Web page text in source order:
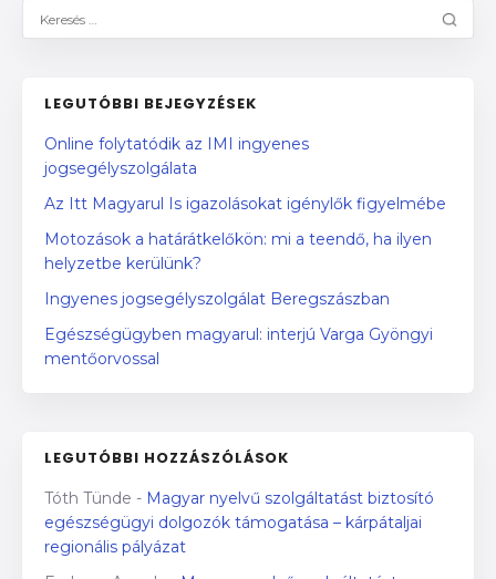
LEGUTÓBBI BEJEGYZÉSEK
Online folytatódik az IMI ingyenes
jogsegélyszolgálata
Az Itt Magyarul Is igazolásokat igénylők figyelmébe
Motozások a határátkelőkön: mi a teendő, ha ilyen
helyzetbe kerülünk?
Ingyenes jogsegélyszolgálat Beregszászban
Egészségügyben magyarul: interjú Varga Gyöngyi
mentőorvossal
LEGUTÓBBI HOZZÁSZÓLÁSOK
Tóth Tünde - Magyar nyelvű szolgáltatást biztosító
egészségügyi dolgozók támogatása – kárpátaljai
regionális pályázat